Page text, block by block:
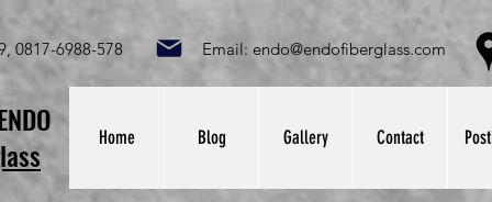
0817-6988-578 Email: endo@endofiberglass.com
Home Blog Gallery Contact